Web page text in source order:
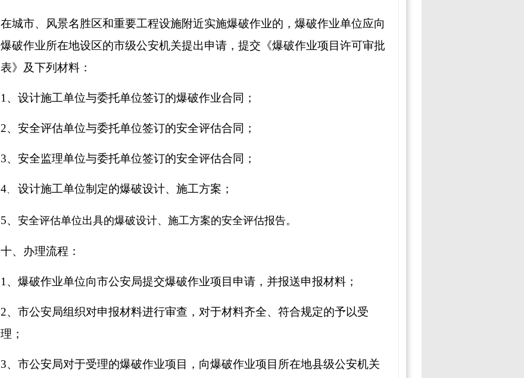
在城市、风景名胜区和重要工程设施附近实施爆破作业的，爆破作业单位应向
爆破作业所在地设区的市级公安机关提出申请，提交《爆破作业项目许可审批
表》及下列材料：
1 、设计施工单位与委托单位签订的爆破作业合同；
2、安全评估单位与委托单位签订的安全评估合同；
3、安全监理单位与委托单位签订的安全评估合同；
4、 设计施工单位制定的爆破设计、施工方案；
5、 安全评估单位出具的爆破设计、施工方案的安全评估报告。
十、办理流程：
1 、 爆破作业单位向市公安局提交爆破作业项目申请，并报送申报材料；
2、 市公安局组织对申报材料进行审查，对于材料齐全、符合规定的予以受
理；
3、 市公安局对于受理的爆破作业项目，向爆破作业项目所在地县级公安机关